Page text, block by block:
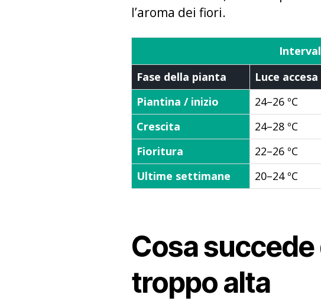
l’aroma dei fiori.
Fase della pianta
Luce accesa
Piantina / inizio
24–26 ºC
Crescita
24–28 ºC
Fioritura
22–26 ºC
Ultime settimane
20–24 ºC
Cosa
troppo alta